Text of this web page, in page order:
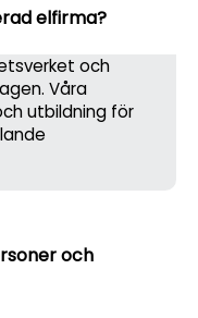
elfirma?
och
Våra
utbildning för
och